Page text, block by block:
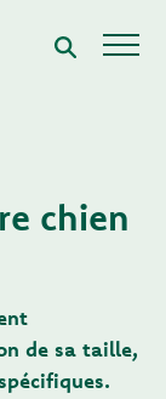
chien
de sa taille,